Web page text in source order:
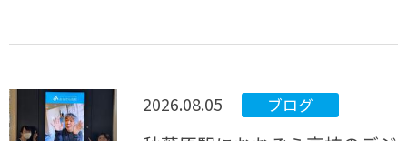
2026.08.05 ブログ